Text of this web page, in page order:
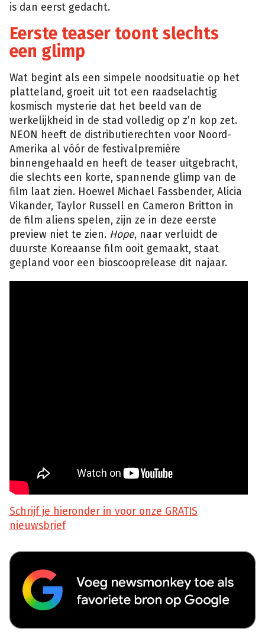
is dan eerst gedacht.
Eerste teaser toont slechts
een glimp
Wat begint als een simpele noodsituatie op het
platteland, groeit uit tot een raadselachtig
kosmisch mysterie dat het beeld van de
werkelijkheid in de stad volledig op z’n kop zet.
NEON heeft de distributierechten voor Noord-
Amerika al vóór de festivalpremière
binnengehaald en heeft de teaser uitgebracht,
die slechts een korte, spannende glimp van de
film laat zien. Hoewel Michael Fassbender, Alicia
Vikander, Taylor Russell en Cameron Britton in
de film aliens spelen, zijn ze in deze eerste
preview niet te zien. Hope, naar verluidt de
duurste Koreaanse film ooit gemaakt, staat
gepland voor een bioscooprelease dit najaar.
Schrijf je hieronder in voor onze GRATIS
nieuwsbrief